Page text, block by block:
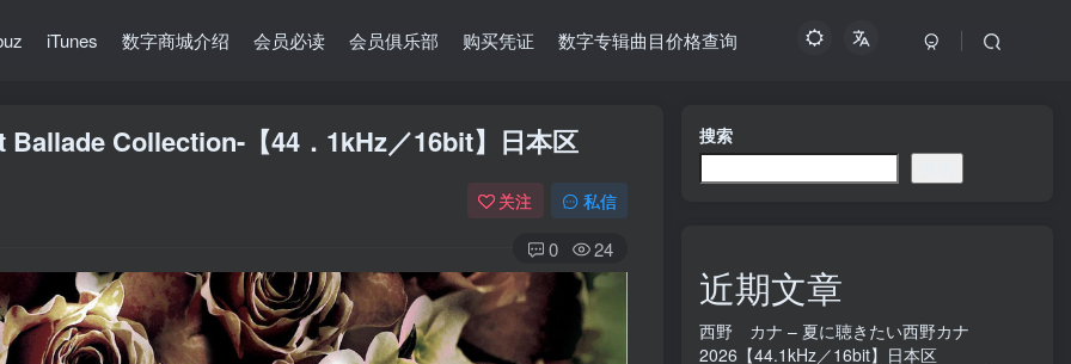
iTunes 数字商城介绍 会员必读 会员俱乐部 购买凭证 数字专辑曲目价格查询
Collection-【44．1kHz／16bit】日本区
关注 私信
0 24
搜索
近期文章
西野 カナ – 夏に聴きたい西野カナ
2026【44.1kHz／16bit】日本区